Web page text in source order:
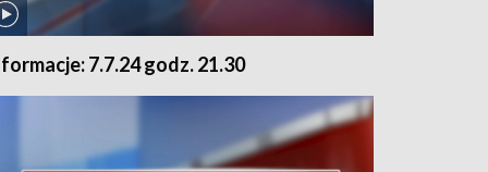
7.7.24 godz. 21.30